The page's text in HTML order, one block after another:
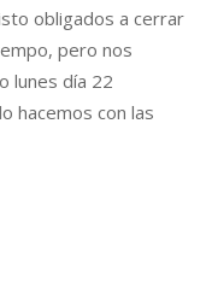
obligados a cerrar
pero nos
lunes día 22
hacemos con las